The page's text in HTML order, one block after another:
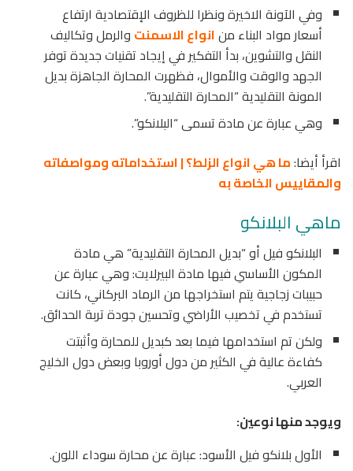
وفي الآونة الاخيرة ونظرا للظروف الإقتصادية ارتفاع
أسعار مواد البناء منانواع الاسمنت والرمل وتكاليف
النقل والتشوين، بدأ التفكير في إيجاد تقنيات جديدة توفر
الجهد والوقت والأموال، فظهرت المحارة الجاهزة بديل
المونة التقليدية “المحارة التقليدية”.
وهي عبارة عن مادة تسمى “البلانكو”.
اقرأ أيضا:ما هي انواع الزلط؟ | استخداماته ومواصفاته
والمقاييس الخاصة به
ماهي البلانكو
البلانكو فيل أو “بديل المحارة التقليدية” هي مادة
المكون الأساسي فيها مادة البيرلايت: وهي عبارة عن
حبيبات زجاجية يتم استخراجها من الرماد البركاني، كانت
تستخدم في تخصيب الأراضي وتحسين جودة تربة الحدائق.
ولكن تم استخدامها فيما بعد كبديل للمحارة وأثبتت
كفاءة عالية في الكثير من دول أوروبا وبعض دول الخليج
العربي.
ويوجد منها نوعين:
الأول بلانكو فيل الأسود: عبارة عن محارة سوداء اللون.